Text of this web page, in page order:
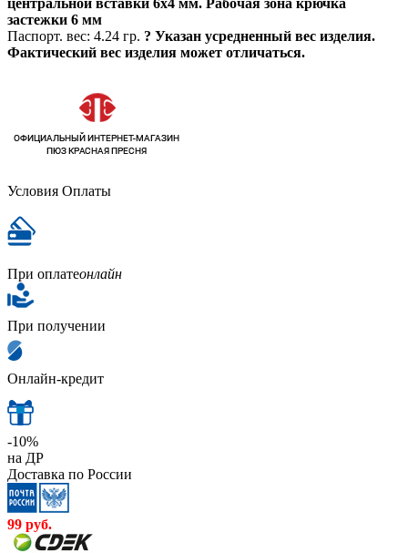
центральной вставки 6х4 мм. Рабочая зона крючка
застежки 6 мм
Паспорт. вес: 4.24 гр. ? Указан усредненный вес изделия.
Фактический вес изделия может отличаться.
Условия Оплаты
При оплатеонлайн
При получении
Онлайн-кредит
-10%
на ДР
Доставка по России
99 руб.